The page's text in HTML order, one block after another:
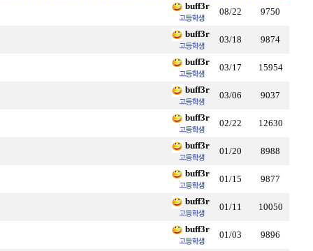
buff3r
08/22 9750
buff3r
03/18 9874
buff3r
03/17 15954
buff3r
03/06 9037
buff3r
02/22 12630
buff3r
01/20 8988
buff3r
01/15 9877
buff3r
01/11 10050
buff3r
01/03 9896